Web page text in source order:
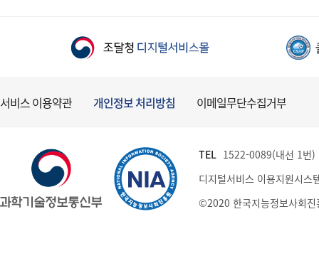
서비스 이용약관 개인정보 처리방침 이메일무단수집거부
TEL 1522-0089(내선 1번
디지털서비스 이용지원시스
©2020 한국지능정보사회진